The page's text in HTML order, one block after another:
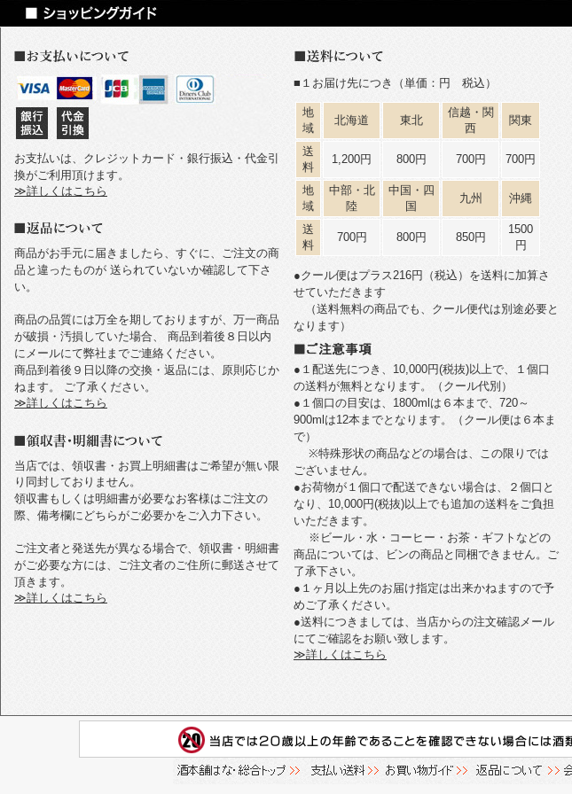
お支払いは、クレジットカード・銀行振込・代金引
換がご利用頂けます。
≫詳しくはこちら
商品がお手元に届きましたら、すぐに、ご注文の商
品と違ったものが 送られていないか確認して下さ
い。
商品の品質には万全を期しておりますが、万一商品
が破損・汚損していた場合、 商品到着後８日以内
にメールにて弊社までご連絡ください。
商品到着後９日以降の交換・返品には、原則応じか
ねます。 ご了承ください。
≫詳しくはこちら
当店では、領収書・お買上明細書はご希望が無い限
り同封しておりません。
領収書もしくは明細書が必要なお客様はご注文の
際、備考欄にどちらがご必要かをご入力下さい。
ご注文者と発送先が異なる場合で、領収書・明細書
がご必要な方には、ご注文者のご住所に郵送させて
頂きます。
≫詳しくはこちら
■１お届け先につき（単価：円 税込）
地
域
北海道 東北
信越・関
西
関東
送
料
1,200円 800円 700円 700円
地
域
中部・北
陸
中国・四
国
九州 沖縄
送
料
700円 800円 850円
1500
円
●クール便はプラス216円（税込）を送料に加算さ
せていただきます
（送料無料の商品でも、クール便代は別途必要と
なります）
●１配送先につき、10,000円(税抜)以上で、１個口
の送料が無料となります。（クール代別）
●１個口の目安は、1800mlは６本まで、720～
900mlは12本までとなります。（クール便は６本ま
で）
※特殊形状の商品などの場合は、この限りでは
ございません。
●お荷物が１個口で配送できない場合は、２個口と
なり、10,000円(税抜)以上でも追加の送料をご負担
いただきます。
※ビール・水・コーヒー・お茶・ギフトなどの
商品については、ビンの商品と同梱できません。ご
了承下さい。
●１ヶ月以上先のお届け指定は出来かねますので予
めご了承ください。
●送料につきましては、当店からの注文確認メール
にてご確認をお願い致します。
≫詳しくはこちら